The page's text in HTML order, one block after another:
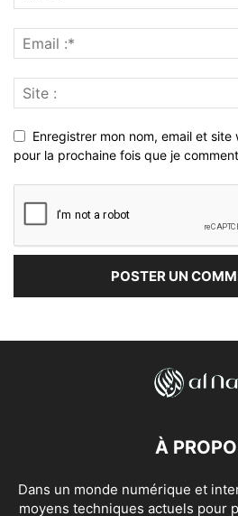
Enregistrer mon nom, email et
pour la prochaine fois que je
À
Dans un monde numérique et
moyens techniques actuels pour